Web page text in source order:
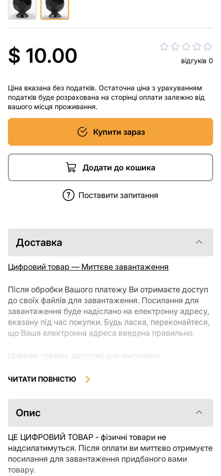
$ 10.00 відгуків 0
Ціна вказана без податків. Остаточна ціна з урахуванням
податків буде розрахована на сторінці оплати залежно від
вашого місця проживання.
Купити зараз
Додати до кошика
Поставити запитання
Доставка
Цифровий товар — Миттєве завантаження
Після обробки Вашого платежу Ви отримаєте доступ
до своїх файлів для завантаження. Посилання для
завантаження буде надіслано на електронну адресу,
вказану під час покупки. Будь ласка, переконайтеся,
що Ваша електронна адреса введена правильно.
Цифрові товари, доступні для миттєвого
після їх завантаження. Рекомендуємо уважно
уточнюючі питання перед покупкою. Якщо у Вас
виникли проблеми із замовленням, будь ласка,
ЧИТАТИ ПОВНІСТЮ
Опис
ЦЕ ЦИФРОВИЙ ТОВАР - фізичні товари не
надсилатимуться. Після оплати ви миттєво отримуєте
посилання для завантаження придбаного вами
товару.